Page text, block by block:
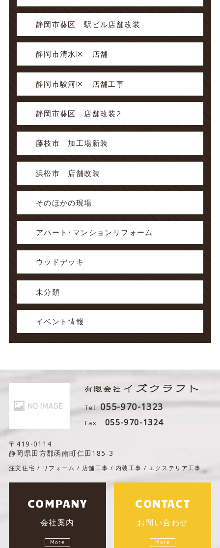
静岡市葵区 駅ビル店舗改装
静岡市清水区 店舗
静岡市駿河区 店舗工事
静岡市葵区 店舗改装2
藤枝市 加工場新装
浜松市 店舗改装
そのほかの現場
アパート･マンションリフォーム
ウッドデッキ
未分類
イベント情報
Tel 055-970-1323
Fax 055-970-1324
〒419-0114
静岡県田方郡函南町仁田185-3
注文住宅 / リフォーム / 店舗工事 / 内装工事 / エクステリア工事
COMPANY
会社案内
More
CONTACT
お問い合わせ
More